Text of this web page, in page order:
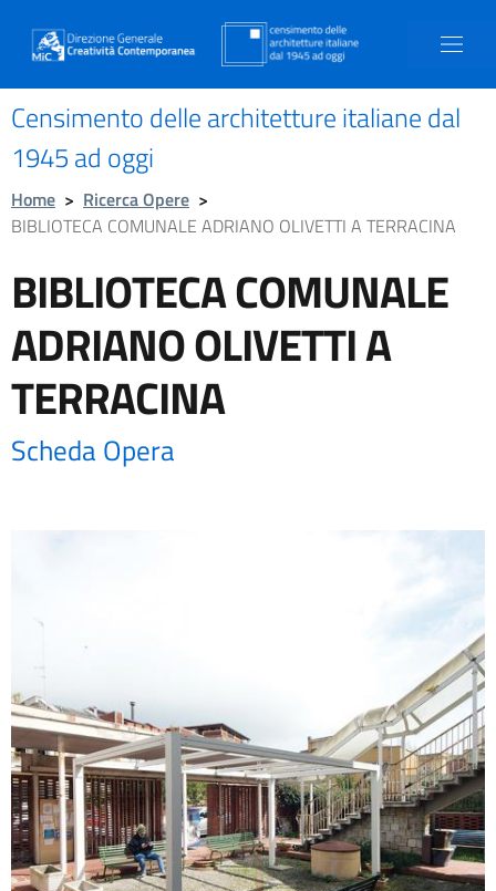
Censimento delle architetture italiane dal
1945 ad oggi
Home > Ricerca Opere >
BIBLIOTECA COMUNALE ADRIANO OLIVETTI A TERRACINA
BIBLIOTECA COMUNALE
ADRIANO OLIVETTI A
TERRACINA
Scheda Opera